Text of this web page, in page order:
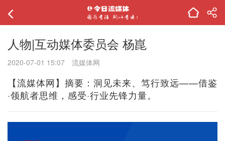
人物|互动媒体委员会 杨崑
2020-07-01 15:07 流媒体网
【流媒体网】摘要：洞见未来、笃行致远——借鉴
·领航者思维，感受·行业先锋力量。